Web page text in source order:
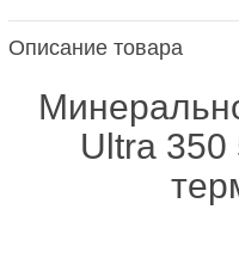
Описание товара
Ultra 350